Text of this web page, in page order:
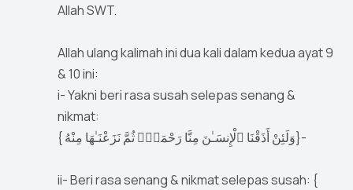
Allah SWT.
Allah ulang kalimah ini dua kali dalam kedua ayat 9
& 10 ini:
i- Yakni beri rasa susah selepas senang &
nikmat:
{ وَلَئِنْ أَذَقْنَا ٱلْإِنسَـٰنَ مِنَّا رَحْمَةًۭ ثُمَّ نَزَعْنَـٰهَا مِنْهُ}-
ii- Beri rasa senang & nikmat selepas susah: {